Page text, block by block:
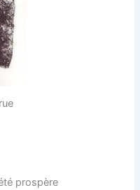
prospère